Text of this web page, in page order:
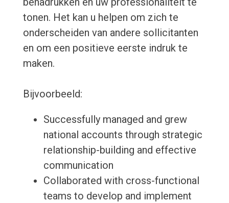
tonen. Het kan u helpen om zich te
onderscheiden van andere sollicitanten
en om een positieve eerste indruk te
maken.
Bijvoorbeeld:
Successfully managed and grew
national accounts through strategic
relationship-building and effective
communication
Collaborated with cross-functional
teams to develop and implement